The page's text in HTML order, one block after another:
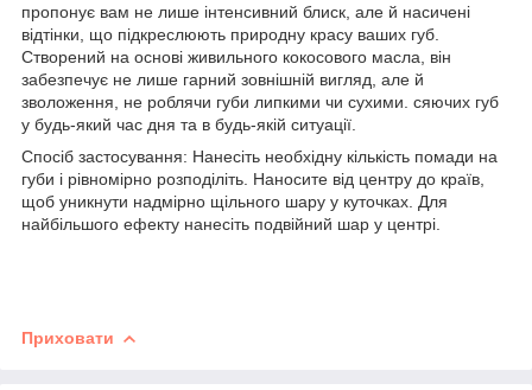
пропонує вам не лише інтенсивний блиск, але й насичені
відтінки, що підкреслюють природну красу ваших губ.
Створений на основі живильного кокосового масла, він
забезпечує не лише гарний зовнішній вигляд, але й
зволоження, не роблячи губи липкими чи сухими. сяючих губ
у будь-який час дня та в будь-якій ситуації.
Спосіб застосування: Нанесіть необхідну кількість помади на
губи і рівномірно розподіліть. Наносите від центру до країв,
щоб уникнути надмірно щільного шару у куточках. Для
найбільшого ефекту нанесіть подвійний шар у центрі.
Приховати